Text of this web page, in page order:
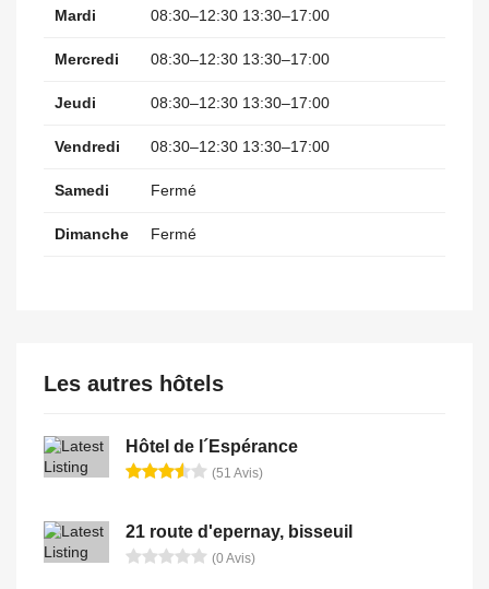
Mardi 08:30–12:30 13:30–17:00
Mercredi 08:30–12:30 13:30–17:00
Jeudi 08:30–12:30 13:30–17:00
Vendredi 08:30–12:30 13:30–17:00
Samedi Fermé
Dimanche Fermé
Les autres hôtels
Hôtel de l´Espérance
(51 Avis)
21 route d'epernay, bisseuil
(0 Avis)